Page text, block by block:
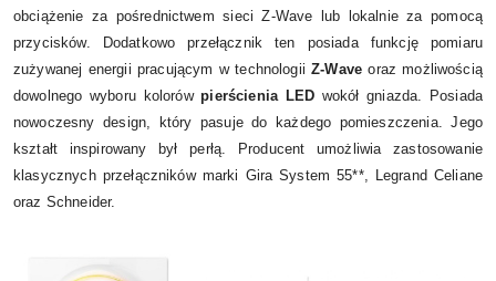
obciążenie za pośrednictwem sieci Z-Wave lub lokalnie za pomocą
przycisków. Dodatkowo przełącznik ten posiada funkcję pomiaru
zużywanej energii pracującym w technologiiZ-Wave oraz możliwością
dowolnego wyboru kolorówpierścienia LED wokół gniazda. Posiada
nowoczesny design, który pasuje do każdego pomieszczenia. Jego
kształt inspirowany był perłą. Producent umożliwia zastosowanie
klasycznych przełączników marki Gira System 55**, Legrand Celiane
oraz Schneider.